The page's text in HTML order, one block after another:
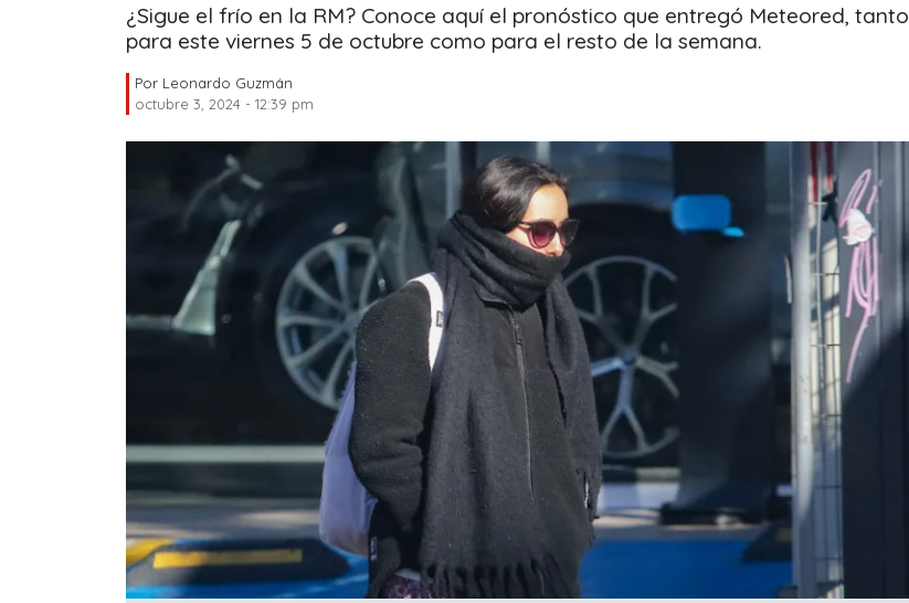
¿Sigue el frío en la RM? Conoce aquí el pronóstico que entregó Meteored, tanto
para este viernes 5 de octubre como para el resto de la semana.
Por Leonardo Guzmán
octubre 3, 2024 - 12:39 pm